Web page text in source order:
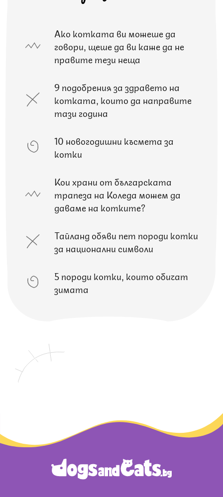
Ако котката ви можеше да
говори, щеше да ви каже да не
правите тези неща
9 подобрения за здравето на
котката, които да направите
тази година
10 новогодишни късмета за
котки
Кои храни от българската
трапеза на Коледа можем да
даваме на котките?
Тайланд обяви пет породи котки
за национални символи
5 породи котки, които обичат
зимата